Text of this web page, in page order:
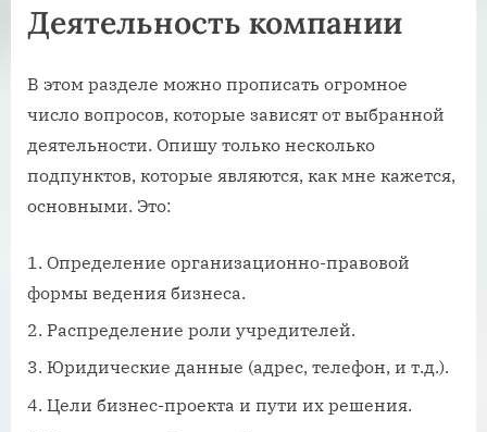
Деятельность компании
В этом разделе можно прописать огромное
число вопросов, которые зависят от выбранной
деятельности. Опишу только несколько
подпунктов, которые являются, как мне кажется,
основными. Это:
Определение организационно-правовой
формы ведения бизнеса.
Распределение роли учредителей.
Юридические данные (адрес, телефон, и т.д.).
Цели бизнес-проекта и пути их решения.